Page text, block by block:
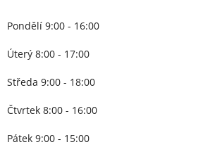
Pondělí 9:00 - 16:00
Úterý 8:00 - 17:00
Středa 9:00 - 18:00
Čtvrtek 8:00 - 16:00
Pátek 9:00 - 15:00